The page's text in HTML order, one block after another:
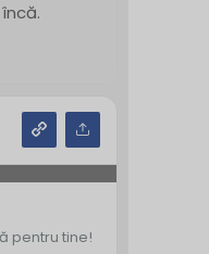
pentru tine!